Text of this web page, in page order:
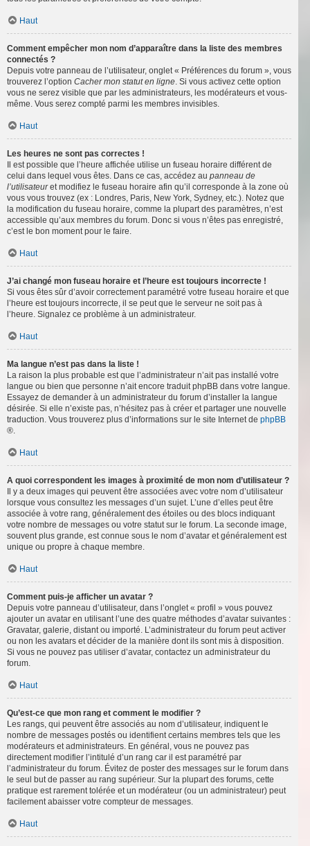
Haut
Comment empêcher mon nom d’apparaître dans la liste des membres
connectés ?
Depuis votre panneau de l’utilisateur, onglet « Préférences du forum », vous
trouverez l’option Cacher mon statut en ligne. Si vous activez cette option
vous ne serez visible que par les administrateurs, les modérateurs et vous-
même. Vous serez compté parmi les membres invisibles.
Haut
Les heures ne sont pas correctes !
Il est possible que l’heure affichée utilise un fuseau horaire différent de
celui dans lequel vous êtes. Dans ce cas, accédez au panneau de
l’utilisateuret modifiez le fuseau horaire afin qu’il corresponde à la zone où
vous vous trouvez (ex : Londres, Paris, New York, Sydney, etc.). Notez que
la modification du fuseau horaire, comme la plupart des paramètres, n’est
accessible qu’aux membres du forum. Donc si vous n’êtes pas enregistré,
c’est le bon moment pour le faire.
Haut
J’ai changé mon fuseau horaire et l’heure est toujours incorrecte !
Si vous êtes sûr d’avoir correctement paramétré votre fuseau horaire et que
l’heure est toujours incorrecte, il se peut que le serveur ne soit pas à
l’heure. Signalez ce problème à un administrateur.
Haut
Ma langue n’est pas dans la liste !
La raison la plus probable est que l’administrateur n’ait pas installé votre
langue ou bien que personne n’ait encore traduit phpBB dans votre langue.
Essayez de demander à un administrateur du forum d’installer la langue
désirée. Si elle n’existe pas, n’hésitez pas à créer et partager une nouvelle
traduction. Vous trouverez plus d’informations sur le site Internet de phpBB
®.
Haut
A quoi correspondent les images à proximité de mon nom d’utilisateur ?
Il y a deux images qui peuvent être associées avec votre nom d’utilisateur
lorsque vous consultez les messages d’un sujet. L’une d’elles peut être
associée à votre rang, généralement des étoiles ou des blocs indiquant
votre nombre de messages ou votre statut sur le forum. La seconde image,
souvent plus grande, est connue sous le nom d’avatar et généralement est
unique ou propre à chaque membre.
Haut
Comment puis-je afficher un avatar ?
Depuis votre panneau d’utilisateur, dans l’onglet « profil » vous pouvez
ajouter un avatar en utilisant l’une des quatre méthodes d’avatar suivantes :
Gravatar, galerie, distant ou importé. L’administrateur du forum peut activer
ou non les avatars et décider de la manière dont ils sont mis à disposition.
Si vous ne pouvez pas utiliser d’avatar, contactez un administrateur du
forum.
Haut
Qu’est-ce que mon rang et comment le modifier ?
Les rangs, qui peuvent être associés au nom d’utilisateur, indiquent le
nombre de messages postés ou identifient certains membres tels que les
modérateurs et administrateurs. En général, vous ne pouvez pas
directement modifier l’intitulé d’un rang car il est paramétré par
l’administrateur du forum. Évitez de poster des messages sur le forum dans
le seul but de passer au rang supérieur. Sur la plupart des forums, cette
pratique est rarement tolérée et un modérateur (ou un administrateur) peut
facilement abaisser votre compteur de messages.
Haut